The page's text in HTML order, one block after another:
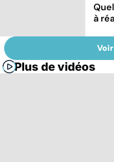
à
Plus de vidéos